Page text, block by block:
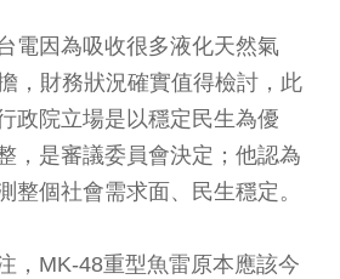
電因為吸收很多液化天然氣
，財務狀況確實值得檢討，此
政院立場是以穩定民生為優
，是審議委員會決定；他認為
整個社會需求面、民生穩定。
，MK-48重型魚雷原本應該今